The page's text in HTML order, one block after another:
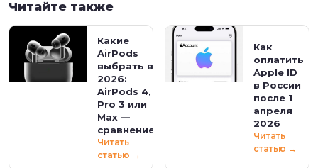
Читайте также
Какие
AirPods
выбрать в
2026:
AirPods 4,
Pro 3 или
Max —
сравнение
Читать
статью →
Как
оплатить
Apple ID
в России
после 1
апреля
2026
Читать
статью →